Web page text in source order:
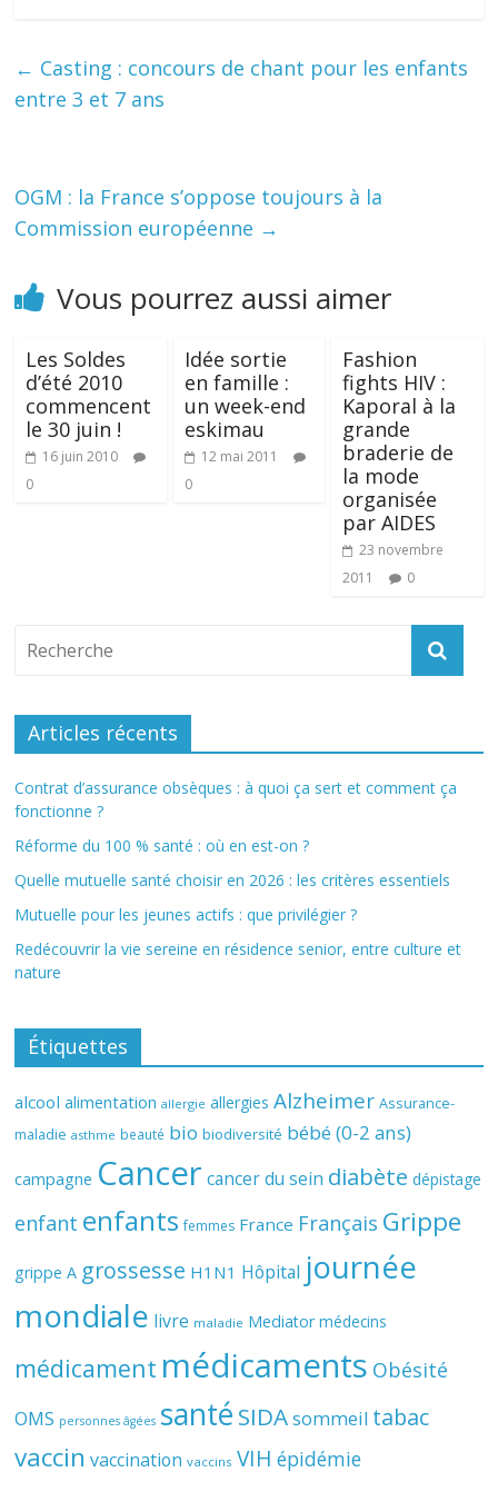
← Casting : concours de chant pour les enfants
entre 3 et 7 ans
OGM : la France s’oppose toujours à la
Commission européenne →
Vous pourrez aussi aimer
Les Soldes
d’été 2010
commencent
le 30 juin !
16 juin 2010
0
Idée sortie
en famille :
un week-end
eskimau
12 mai 2011
0
Fashion
fights HIV :
Kaporal à la
grande
braderie de
la mode
organisée
par AIDES
23 novembre
2011
0
Articles récents
Contrat d’assurance obsèques : à quoi ça sert et comment ça
fonctionne ?
Réforme du 100 % santé : où en est-on ?
Quelle mutuelle santé choisir en 2026 : les critères essentiels
Mutuelle pour les jeunes actifs : que privilégier ?
Redécouvrir la vie sereine en résidence senior, entre culture et
nature
Étiquettes
alcool alimentation allergie allergies Alzheimer Assurance-
maladie asthme beauté bio biodiversité bébé (0-2 ans)
campagne Cancer cancer du sein diabète dépistage
enfant enfants femmes France Français Grippe
grippe A grossesse H1N1 Hôpital journée
mondiale livre maladie Mediator médecins
médicament médicaments Obésité
OMS personnes âgées santé SIDAsommeil tabac
vaccin vaccination vaccins VIH épidémie